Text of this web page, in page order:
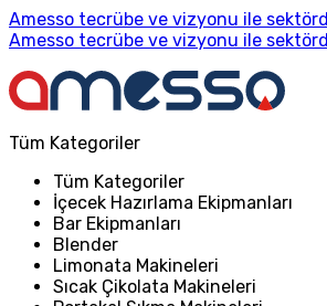
Amesso tecrübe ve vizyonu ile
Amesso tecrübe ve vizyonu ile
Tüm Kategoriler
Tüm Kategoriler
İçecek Hazırlama Ekipmanları
Bar Ekipmanları
Blender
Limonata Makineleri
Sıcak Çikolata Makineleri